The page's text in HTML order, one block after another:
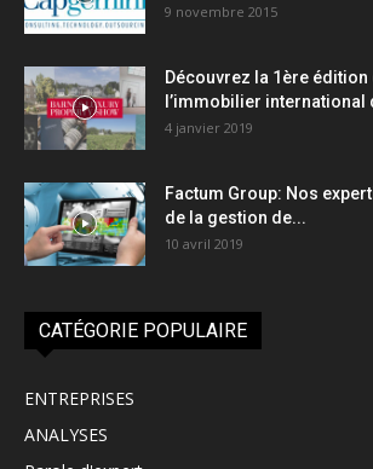
9 novembre 2015
Découvrez la 1ère édition
l’immobilier international
4 janvier 2019
Factum Group: Nos
de la gestion de...
10 avril 2019
CATÉGORIE POPULAIRE
ENTREPRISES
ANALYSES